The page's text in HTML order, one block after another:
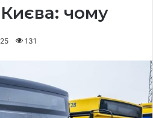
чому
131